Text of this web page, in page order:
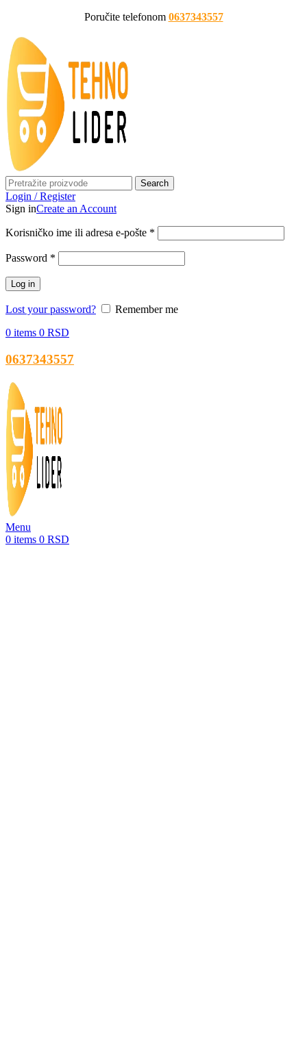
Poručite telefonom 0637343557
Search
Login / Register
Sign inCreate an Account
Korisničko ime ili adresa e-pošte *
Password *
Log in
Lost your password?
Remember me
0 items 0 RSD
0637343557
Menu
0 items 0 RSD